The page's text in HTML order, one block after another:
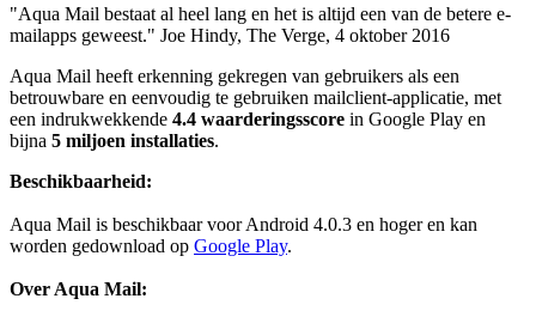
"Aqua Mail bestaat al heel lang en het is altijd een van de betere e-
mailapps geweest." Joe Hindy, The Verge, 4 oktober 2016
Aqua Mail heeft erkenning gekregen van gebruikers als een
betrouwbare en eenvoudig te gebruiken mailclient-applicatie, met
een indrukwekkende 4.4 waarderingsscore in Google Play en
bijna 5 miljoen installaties.
Beschikbaarheid:
Aqua Mail is beschikbaar voor Android 4.0.3 en hoger en kan
worden gedownload op Google Play.
Over Aqua Mail: